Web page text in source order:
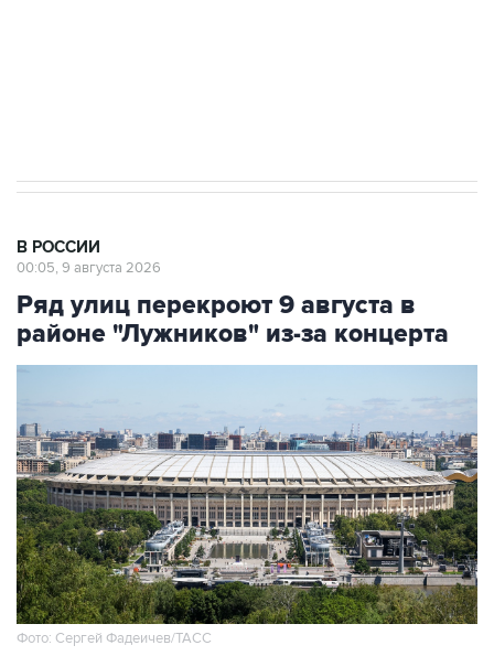
В РОССИИ
00:05, 9 августа 2026
Ряд улиц перекроют 9 августа в
районе "Лужников" из-за концерта
Фото: Сергей Фадеичев/ТАСС